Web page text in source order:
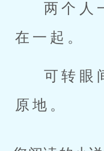
两个人
在一起。
可转眼
原地。